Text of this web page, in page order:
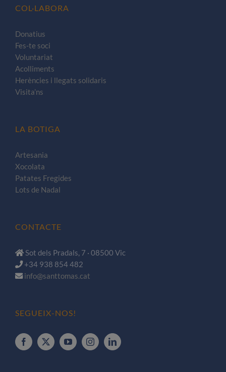
COL·LABORA
Donatius
Fes-te soci
Voluntariat
Acolliments
Herències i llegats solidaris
Visita’ns
LA BOTIGA
Artesania
Xocolata
Patates Fregides
Lots de Nadal
CONTACTE
Sot dels Pradals, 7 · 08500 Vic
+34 938 854 482
info@santtomas.cat
SEGUEIX-NOS!